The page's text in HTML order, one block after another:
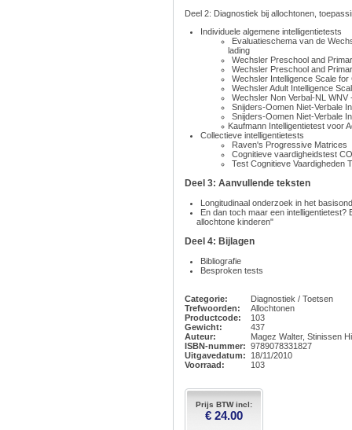
Deel 2: Diagnostiek bij allochtonen,
Individuele algemene intelligentietests
Evaluatieschema van de
lading
Wechsler Preschool and
Wechsler Preschool and
Wechsler Intelligence Scale for
Wechsler Adult Intelligence
Wechsler Non Verbal-NL WNV
Snijders-Oomen Niet-Verbale
Snijders-Oomen Niet-Verbale
Kaufmann Intelligentietest voor
Collectieve intelligentietests
Raven's Progressive Matrices
Cognitieve vaardigheidstest
Test Cognitieve Vaardigheden
Deel 3: Aanvullende teksten
Longitudinaal onderzoek in het
En dan toch maar een
allochtone kinderen"
Deel 4: Bijlagen
Bibliografie
Besproken tests
Categorie:
Diagnostiek / Toetsen
Trefwoorden:
Allochtonen
Productcode:
103
Gewicht:
437
Auteur:
Magez Walter, Stinissen
ISBN-nummer: 9789078331827
Uitgavedatum: 18/11/2010
Voorraad:
103
Prijs BTW incl:
€ 24.00